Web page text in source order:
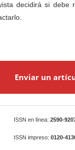
decidirá si debe
Enviar un
ISSN en línea: 2590-
ISSN impreso: 0120-